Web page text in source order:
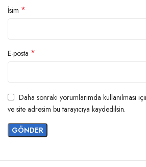
İsim *
E-posta *
Daha sonraki yorumlarımda kullanılması
ve site adresim bu tarayıcıya kaydedilsin.